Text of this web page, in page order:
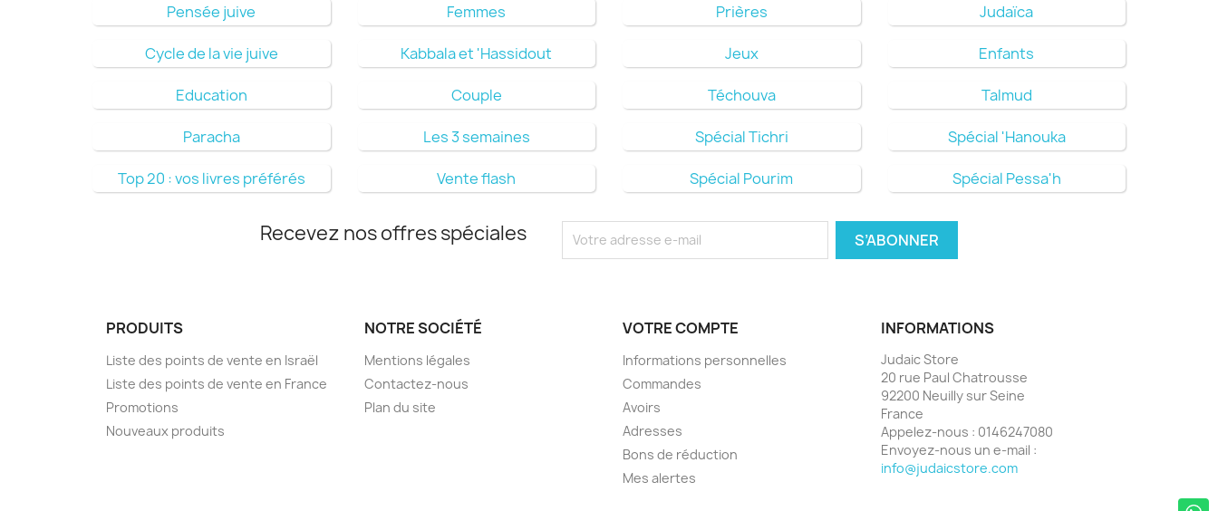
Pensée juive Femmes Prières Judaïca
Cycle de la vie juive Kabbala et 'Hassidout Jeux Enfants
Education Couple Téchouva Talmud
Paracha Les 3 semaines Spécial Tichri Spécial 'Hanouka
Top 20 : vos livres préférés Vente flash Spécial Pourim Spécial Pessa'h
Recevez nos offres spéciales
PRODUITS
Liste des points de vente en Israël
Liste des points de vente en France
Promotions
Nouveaux produits
NOTRE SOCIÉTÉ
Mentions légales
Contactez-nous
Plan du site
VOTRE COMPTE
Informations personnelles
Commandes
Avoirs
Adresses
Bons de réduction
Mes alertes
INFORMATIONS
Judaic Store
20 rue Paul Chatrousse
92200 Neuilly sur Seine
France
Appelez-nous : 0146247080
Envoyez-nous un e-mail :
info@judaicstore.com